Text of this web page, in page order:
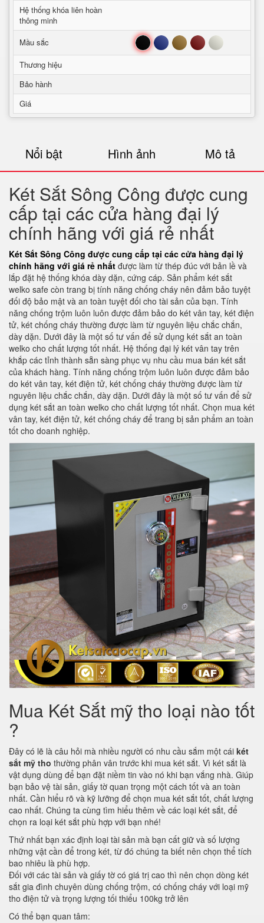
Hệ thống khóa liên hoàn
thông minh
Mầu sắc
Đen Xanh Nâu Đỏ Trắng
Thương hiệu
Bảo hành
Giá
Nổi bật Hình ảnh Mô tả
Két Sắt Sông Công được cung
cấp tại các cửa hàng đại lý
chính hãng với giá rẻ nhất
Két Sắt Sông Công được cung cấp tại các cửa hàng đại lý
chính hãng với giá rẻ nhất được làm từ thép đúc với bản lề và
lắp đặt hệ thống khóa dày dặn, cứng cáp. Sản phẩm két sắt
welko safe còn trang bị tính năng chống cháy nên đảm bảo tuyệt
đối độ bảo mật và an toàn tuyệt đối cho tài sản của bạn. Tính
năng chống trộm luôn luôn được đảm bảo do két vân tay, két điện
tử, két chống cháy thường được làm từ nguyên liệu chắc chắn,
dày dặn. Dưới đây là một số tư vấn để sử dụng két sắt an toàn
welko cho chất lượng tốt nhất. Hệ thống đại lý két vân tay trên
khắp các tỉnh thành sẵn sàng phục vụ nhu cầu mua bán két sắt
của khách hàng. Tính năng chống trộm luôn luôn được đảm bảo
do két vân tay, két điện tử, két chống cháy thường được làm từ
nguyên liệu chắc chắn, dày dặn. Dưới đây là một số tư vấn để sử
dụng két sắt an toàn welko cho chất lượng tốt nhất. Chọn mua két
vân tay, két điện tử, két chống cháy để trang bị sản phẩm an toàn
tốt cho doanh nghiệp.
Mua Két Sắt mỹ tho loại nào tốt
?
Đây có lẽ là câu hỏi mà nhiều người có nhu cầu sắm một cái két
sắt mỹ tho thường phân vân trước khi mua két sắt. Vì két sắt là
vật dụng dùng để bạn đặt niềm tin vào nó khi bạn vắng nhà. Giúp
bạn bảo vệ tài sản, giấy tờ quan trọng một cách tốt và an toàn
nhất. Cần hiểu rõ và kỹ lưỡng để chọn mua két sắt tốt, chất lượng
cao nhất. Chúng ta cùng tìm hiểu thêm về các loại két sắt, để
chọn ra loại két sắt phù hợp với bạn nhé!
Thứ nhất bạn xác định loại tài sản mà bạn cất giữ và số lượng
những vật cần để trong két, từ đó chúng ta biết nên chọn thể tích
bao nhiêu là phù hợp.
Đối với các tài sản và giấy tờ có giá trị cao thì nên chọn dòng két
sắt gia đình chuyên dùng chống trộm, có chống cháy với loại mỹ
tho điện tử và trọng lượng tối thiểu 100kg trở lên
Có thể bạn quan tâm: